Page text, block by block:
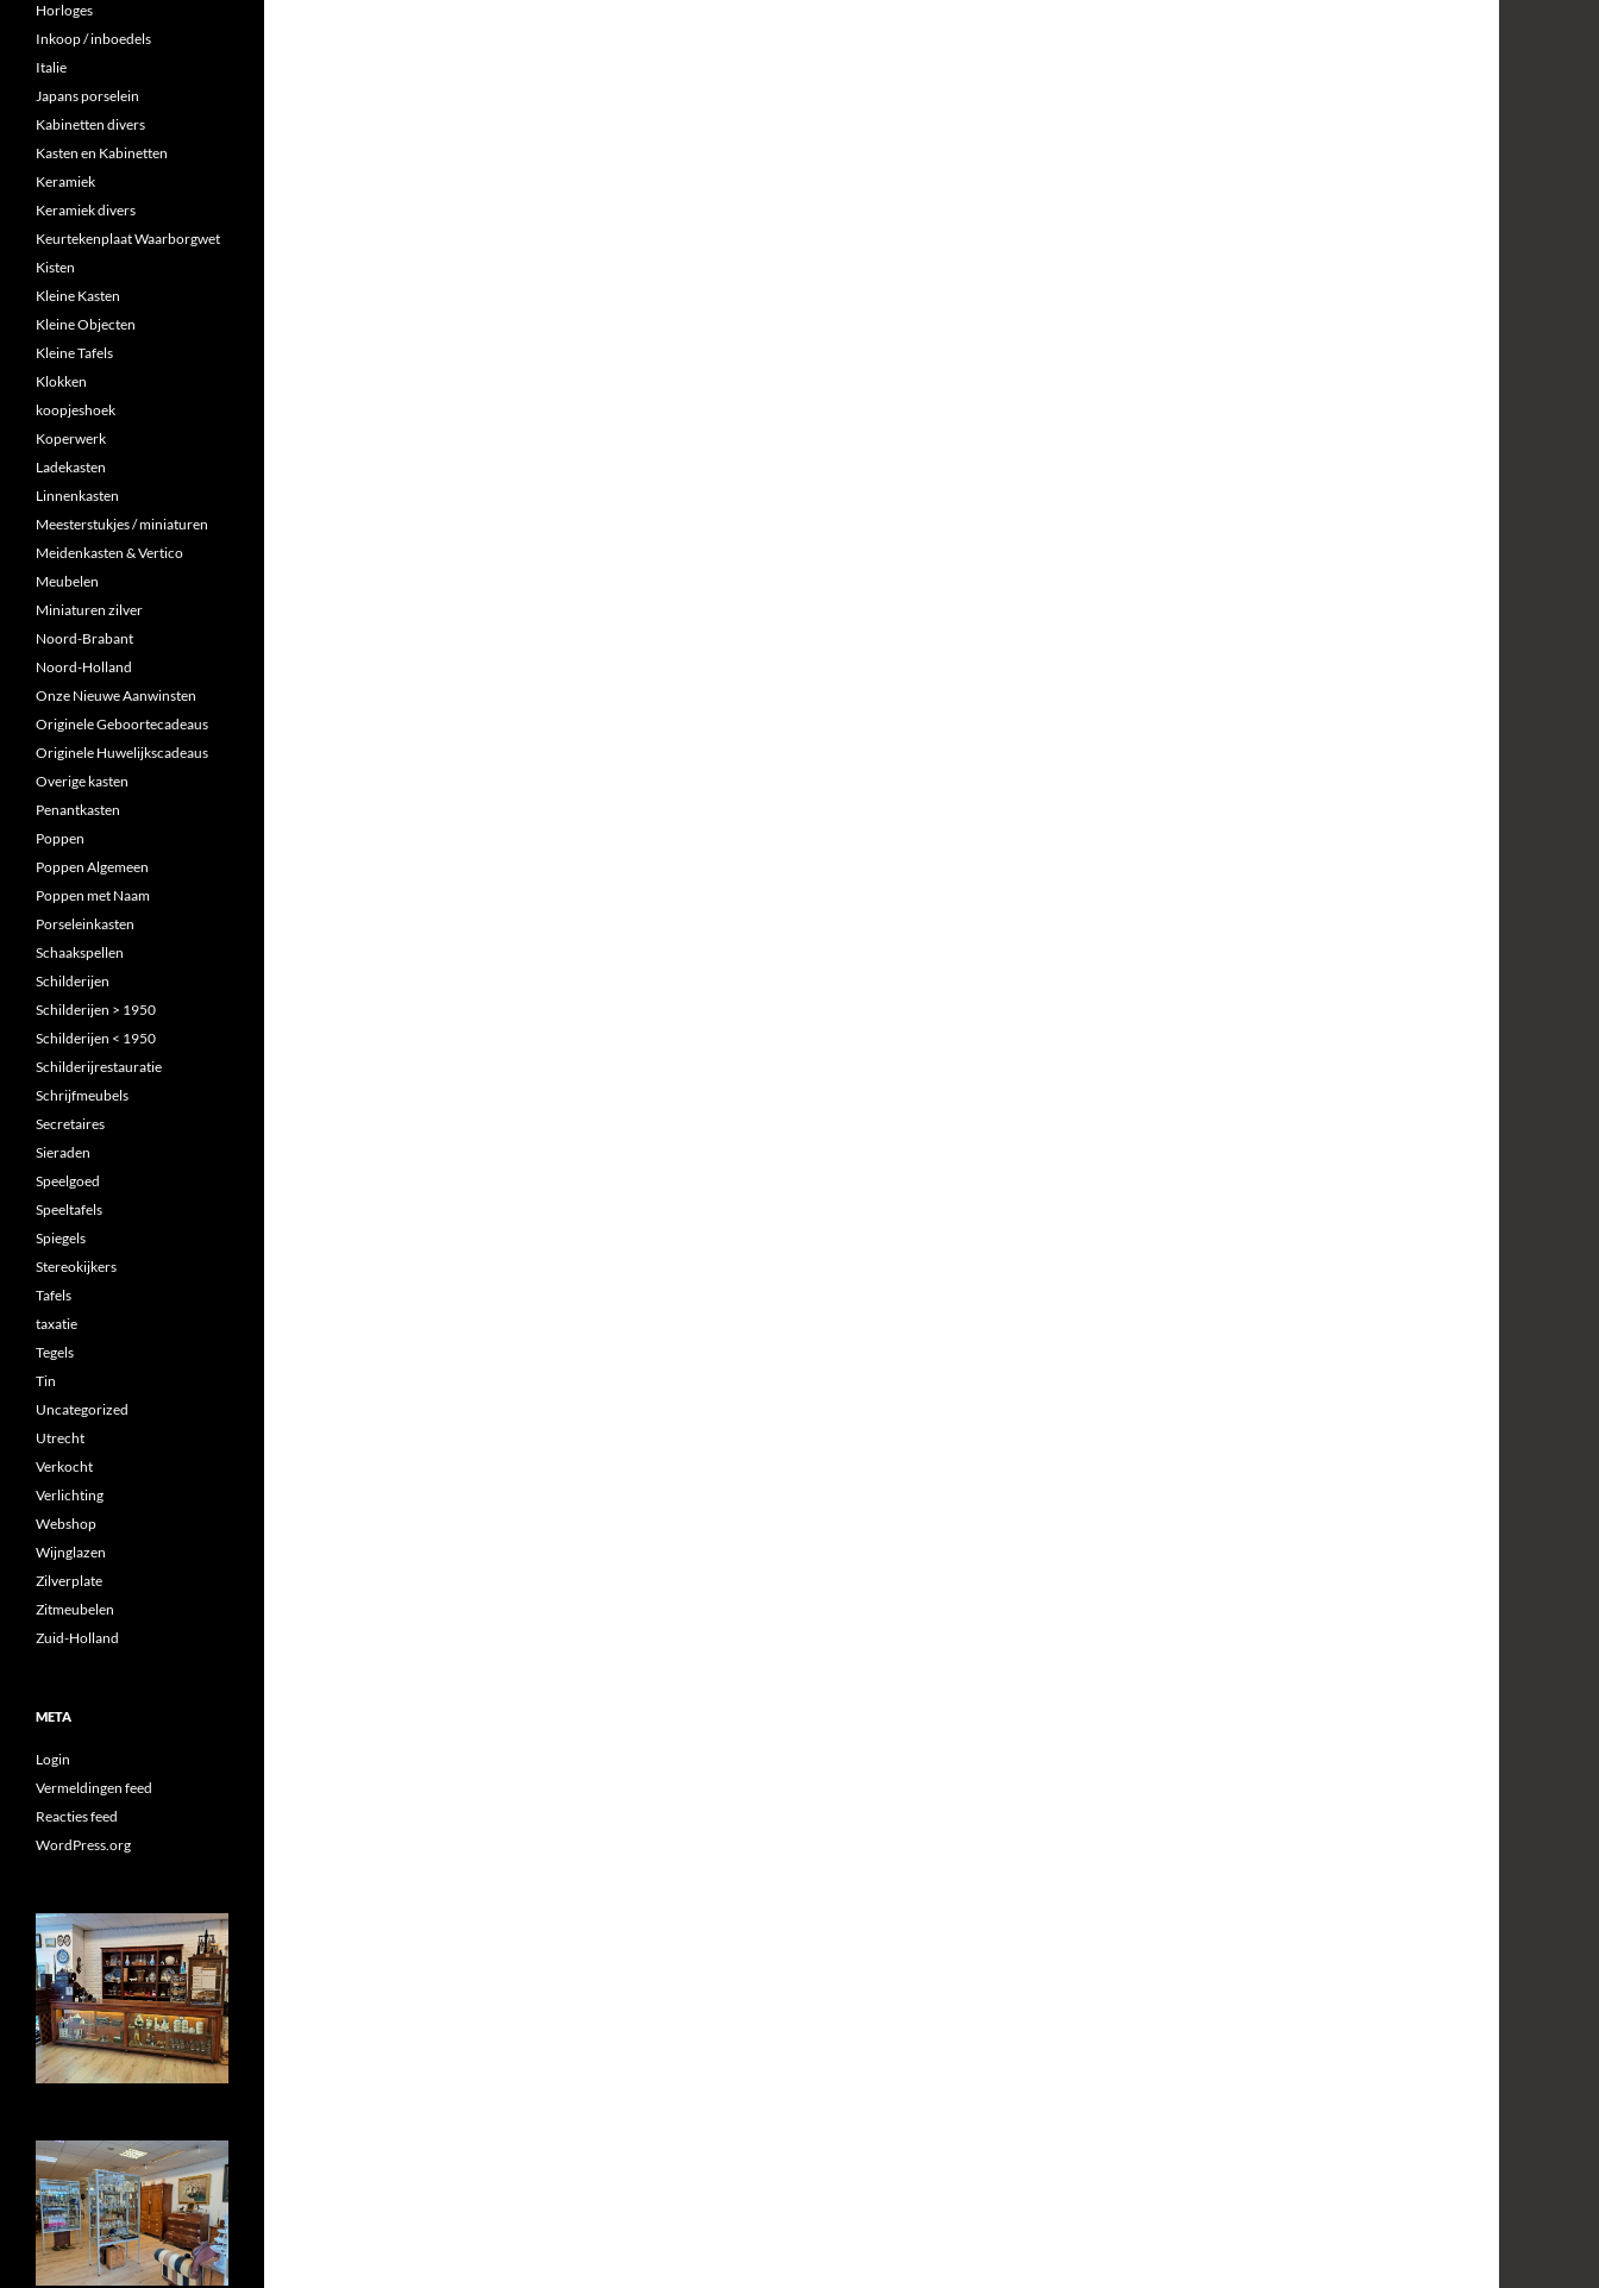
Horloges
Inkoop / inboedels
Italie
Japans porselein
Kabinetten divers
Kasten en Kabinetten
Keramiek
Keramiek divers
Keurtekenplaat Waarborgwet
Kisten
Kleine Kasten
Kleine Objecten
Kleine Tafels
Klokken
koopjeshoek
Koperwerk
Ladekasten
Linnenkasten
Meesterstukjes / miniaturen
Meidenkasten & Vertico
Meubelen
Miniaturen zilver
Noord-Brabant
Noord-Holland
Onze Nieuwe Aanwinsten
Originele Geboortecadeaus
Originele Huwelijkscadeaus
Overige kasten
Penantkasten
Poppen
Poppen Algemeen
Poppen met Naam
Porseleinkasten
Schaakspellen
Schilderijen
Schilderijen > 1950
Schilderijen < 1950
Schilderijrestauratie
Schrijfmeubels
Secretaires
Sieraden
Speelgoed
Speeltafels
Spiegels
Stereokijkers
Tafels
taxatie
Tegels
Tin
Uncategorized
Utrecht
Verkocht
Verlichting
Webshop
Wijnglazen
Zilverplate
Zitmeubelen
Zuid-Holland
META
Login
Vermeldingen feed
Reacties feed
WordPress.org